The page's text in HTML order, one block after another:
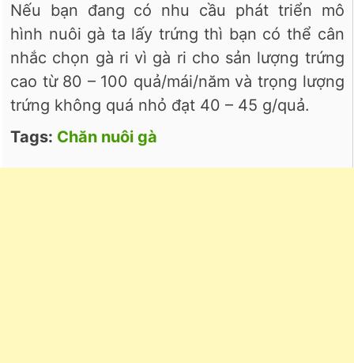
Nếu bạn đang có nhu cầu phát triển mô
hình nuôi gà ta lấy trứng thì bạn có thể cân
nhắc chọn gà ri vì gà ri cho sản lượng trứng
cao từ 80 – 100 quả/mái/năm và trọng lượng
trứng không quá nhỏ đạt 40 – 45 g/quả.
Tags: Chăn nuôi gà